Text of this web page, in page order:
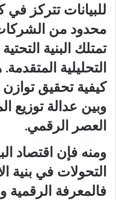
للبيانات تتركز
محدود من الشركات
تمتلك البنية
التحليلية
كيفية تحقيق توازن
وبين عدالة توزيع
العصر الرقمي.
ومنه فإن اقتصاد
التحولات في بنية
فالمعرفة الرقمية